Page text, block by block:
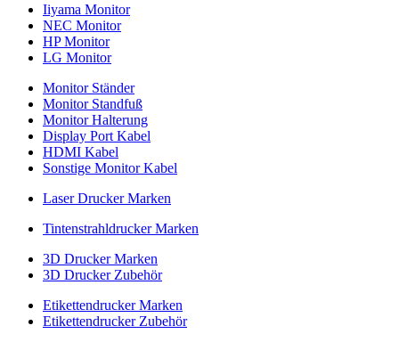
Iiyama Monitor
NEC Monitor
HP Monitor
LG Monitor
Monitor Ständer
Monitor Standfuß
Monitor Halterung
Display Port Kabel
HDMI Kabel
Sonstige Monitor Kabel
Laser Drucker Marken
Tintenstrahldrucker Marken
3D Drucker Marken
3D Drucker Zubehör
Etikettendrucker Marken
Etikettendrucker Zubehör